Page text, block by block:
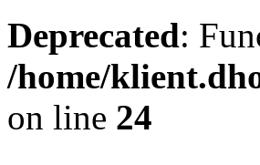
Deprecated:
/home/
on line 24